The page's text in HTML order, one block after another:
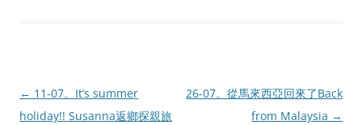
Post
navigation
← 11-07。It’s summer
holiday!! Susanna返鄉探親旅
26-07。從馬來西亞回來了Back
from Malaysia →